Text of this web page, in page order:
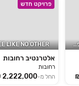
הזדמנות נדל"נית חד פעמית!
פרויקט חדש
LIKE NO OTHER
אלטרנטיב רחובות
רחובות
החל מ-